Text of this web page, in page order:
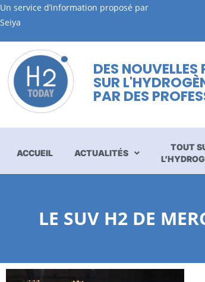
Un service d’information proposé par
Seiya
DES NOUVELLES
SUR
PAR DES
ACCUEIL ACTUALITÉS
TOUT
LE SUV H2 DE